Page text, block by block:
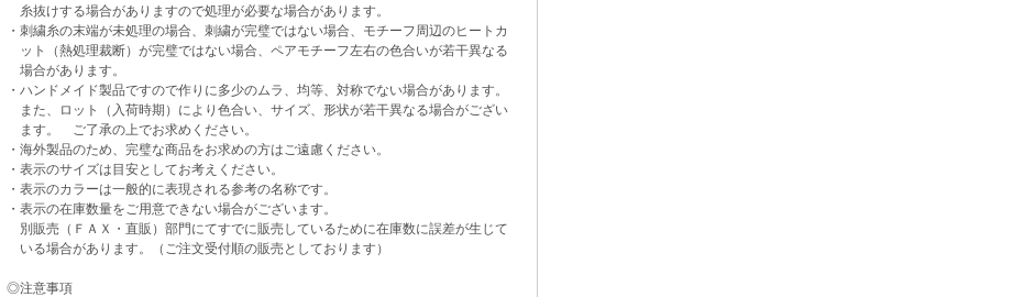
糸抜けする場合がありますので処理が必要な場合があります。
・刺繍糸の末端が未処理の場合、刺繍が完璧ではない場合、モチーフ周辺のヒートカ
ット（熱処理裁断）が完璧ではない場合、ペアモチーフ左右の色合いが若干異なる
場合があります。
・ハンドメイド製品ですので作りに多少のムラ、均等、対称でない場合があります。
また、ロット（入荷時期）により色合い、サイズ、形状が若干異なる場合がござい
ます。 ご了承の上でお求めください。
・海外製品のため、完璧な商品をお求めの方はご遠慮ください。
・表示のサイズは目安としてお考えください。
・表示のカラーは一般的に表現される参考の名称です。
・表示の在庫数量をご用意できない場合がございます。
別販売（ＦＡＸ・直販）部門にてすでに販売しているために在庫数に誤差が生じて
いる場合があります。（ご注文受付順の販売としております）
◎注意事項